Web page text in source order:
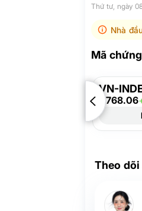
Thứ tư, ngày
Nhà
Mã
VN-
1,768.06
Theo